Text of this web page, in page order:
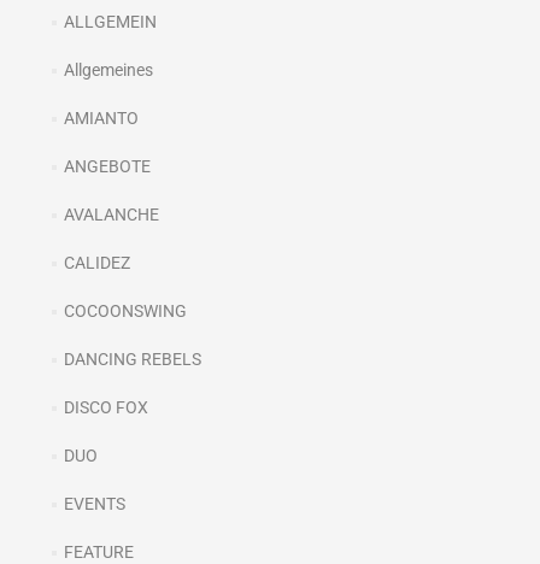
ALLGEMEIN
Allgemeines
AMIANTO
ANGEBOTE
AVALANCHE
CALIDEZ
COCOONSWING
DANCING REBELS
DISCO FOX
DUO
EVENTS
FEATURE